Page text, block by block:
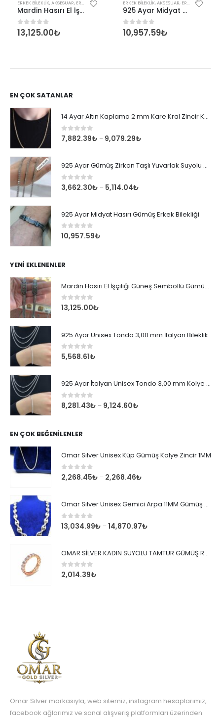
ERKEK BILEKLIK,AKSESUAR, ERKEK
Mardin Hasırı El İşçiliği Güneş Sembollü Gümüş Erkek Bileklik
0out of 5
13,125.00₺
ERKEK BILEKLIK,AKSESUAR, ERKEK
925 Ayar Midyat Hasırı Gümüş Erkek Bilekliği
0out of 5
10,957.59₺
EN ÇOK SATANLAR
14 Ayar Altın Kaplama 2 mm Kare Kral Zincir Kolye
0 out of 5
7,882.39₺ – 9,079.29₺
925 Ayar Gümüş Zirkon Taşlı Yuvarlak Suyolu Bileklik
0 out of 5
3,662.30₺ – 5,114.04₺
925 Ayar Midyat Hasırı Gümüş Erkek Bilekliği
0out of 5
10,957.59₺
YENI EKLENENLER
Mardin Hasırı El İşçiliği Güneş Sembollü Gümüş Erkek Bileklik
0out of 5
13,125.00₺
925 Ayar Unisex Tondo 3,00 mm İtalyan Bileklik
0 out of 5
5,568.61₺
925 Ayar İtalyan Unisex Tondo 3,00 mm Kolye Zincir
0 out of 5
8,281.43₺ – 9,124.60₺
EN ÇOK BEĞENILENLER
Omar Silver Unisex Küp Gümüş Kolye Zincir 1MM
0 out of 5
2,268.45₺ – 2,268.46₺
Omar Silver Unisex Gemici Arpa 11MM Gümüş Kolye Zincir
0out of 5
13,034.99₺ –14,870.97₺
OMAR SİLVER KADIN SUYOLU TAMTUR GÜMÜŞ ROSE YÜZÜK SU YOLU TAMTUR YÜZÜK Omr8149
0 out of 5
2,014.39₺
Omar Silver markasıyla, web sitemiz, instagram hesaplarımız,
facebook ağlarımız ve sanal alışveriş platformları üzerinden